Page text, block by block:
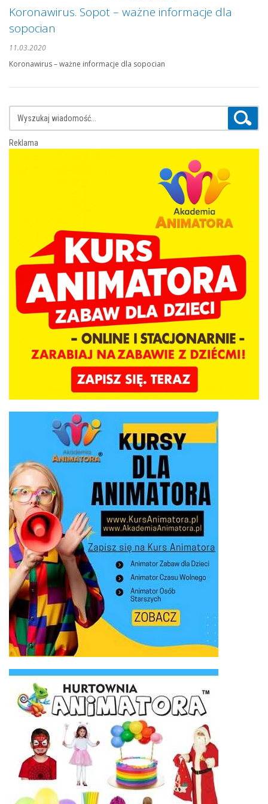
Koronawirus. Sopot – ważne informacje dla
sopocian
11.03.2020
Koronawirus – ważne informacje dla sopocian
Reklama